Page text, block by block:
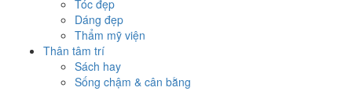
Tóc đẹp
Dáng đẹp
Thẩm mỹ viện
Thân tâm trí
Sách hay
Sống chậm & cân bằng